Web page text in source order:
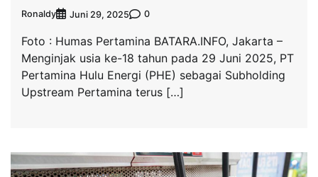
Ronaldy Juni 29, 2025 0
Foto : Humas Pertamina BATARA.INFO, Jakarta –
Menginjak usia ke-18 tahun pada 29 Juni 2025, PT
Pertamina Hulu Energi (PHE) sebagai Subholding
Upstream Pertamina terus […]